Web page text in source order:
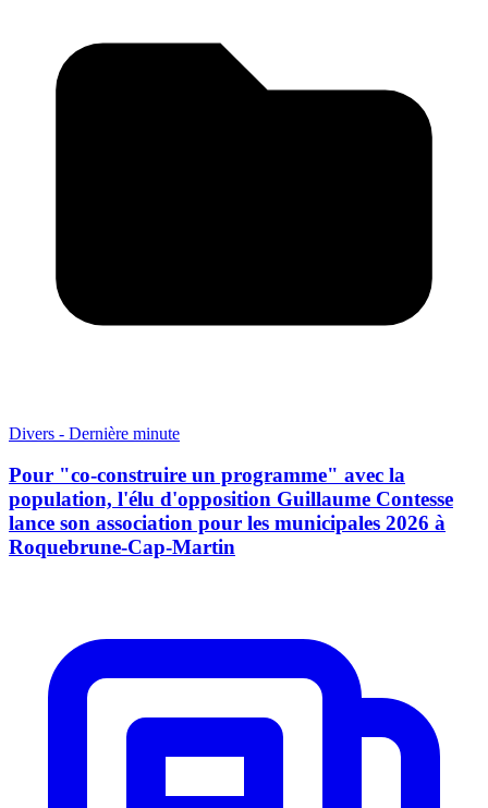
Divers - Dernière minute
Pour "co-construire un programme" avec la
population, l'élu d'opposition Guillaume Contesse
lance son association pour les municipales 2026 à
Roquebrune-Cap-Martin